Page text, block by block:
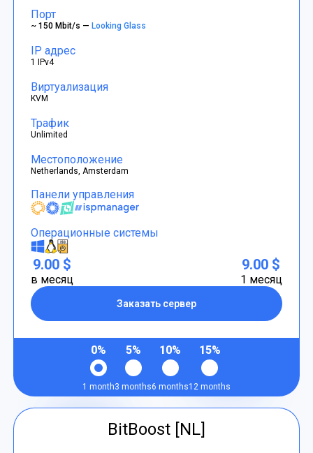
Порт
~ 150 Mbit/s —Looking Glass
IP адрес
1 IPv4
Виртуализация
KVM
Трафик
Unlimited
Местоположение
Netherlands, Amsterdam
Панели управления
Операционные системы
9.00 $
в месяц
Заказать сервер
9.00 $
1 месяц
0%
1 month
5%
3 months
10%
6 months
15%
12 months
BitBoost [NL]